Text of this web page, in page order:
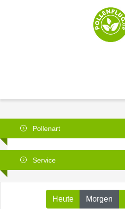
Pollenart
Service
Heute Morgen